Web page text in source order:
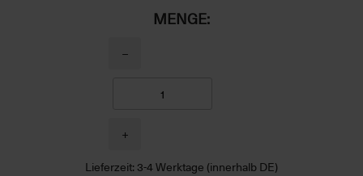
MENGE:
−
+
Lieferzeit: 3-4 Werktage (innerhalb DE)